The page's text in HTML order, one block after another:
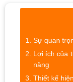
Sự quan
Lợi ích của
năng
Thiết kế